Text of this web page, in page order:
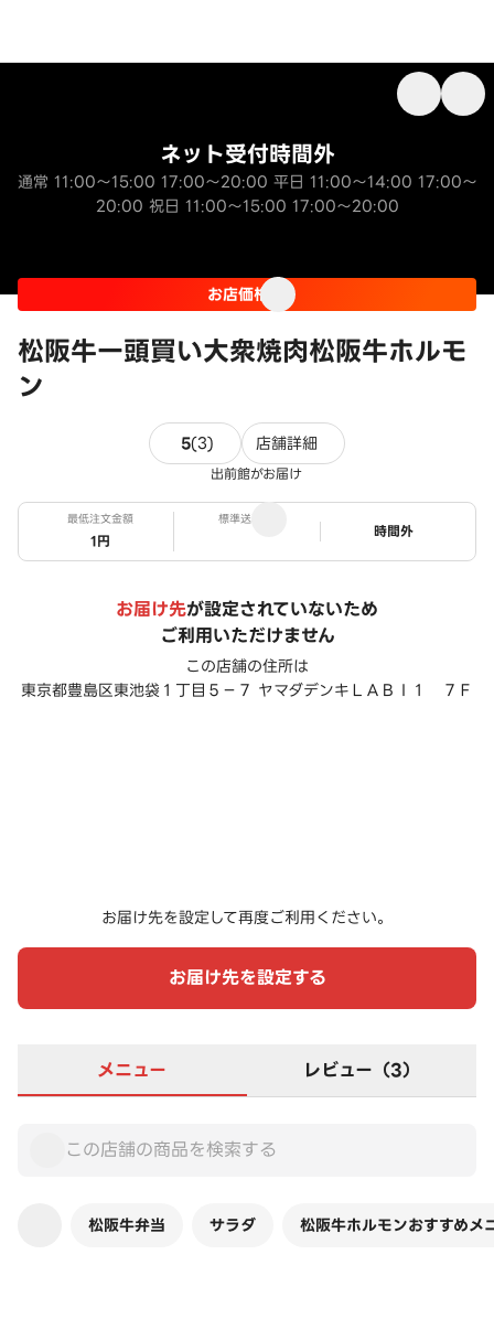
松阪牛一頭買い大衆焼肉松阪牛ホルモ
ン
ネット受付時間外
通常 11:00～15:00 17:00～20:00 平日 11:00～14:00 17:00～
20:00 祝日 11:00～15:00 17:00～20:00
お店価格
5(3) 3件のレビュー
店舗詳細
出前館がお届け
最低注文金額
1円
標準送料
ステータス
時間外
お届け先が設定されていないため
ご利用いただけません
この店舗の住所は
東京都豊島区東池袋１丁目５－７ ヤマダデンキＬＡＢＩ１ ７Ｆ
お届け先を設定して再度ご利用ください。
お届け先を設定する
メニュー レビュー（3）
松阪牛弁当 サラダ 松阪牛ホルモンおすすめメ